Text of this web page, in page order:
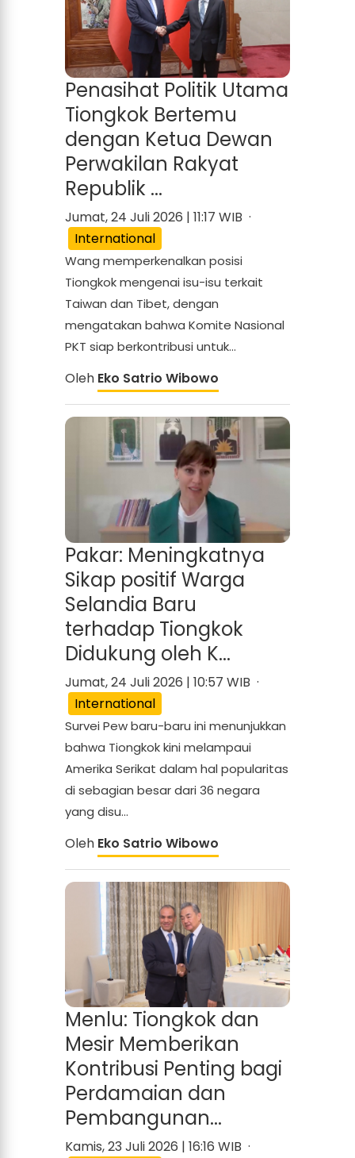
Penasihat Politik Utama
Tiongkok Bertemu
dengan Ketua Dewan
Perwakilan Rakyat
Republik ...
Jumat, 24 Juli 2026 | 11:17 WIB ·
International
Wang memperkenalkan posisi
Tiongkok mengenai isu-isu terkait
Taiwan dan Tibet, dengan
mengatakan bahwa Komite Nasional
PKT siap berkontribusi untuk...
Oleh Eko Satrio Wibowo
Pakar: Meningkatnya
Sikap positif Warga
Selandia Baru
terhadap Tiongkok
Didukung oleh K...
Jumat, 24 Juli 2026 | 10:57 WIB ·
International
Survei Pew baru-baru ini menunjukkan
bahwa Tiongkok kini melampaui
Amerika Serikat dalam hal popularitas
di sebagian besar dari 36 negara
yang disu...
Oleh Eko Satrio Wibowo
Menlu: Tiongkok dan
Mesir Memberikan
Kontribusi Penting bagi
Perdamaian dan
Pembangunan...
Kamis, 23 Juli 2026 | 16:16 WIB ·